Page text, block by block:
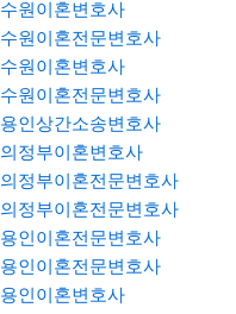
수원이혼변호사
수원이혼전문변호사
수원이혼변호사
수원이혼전문변호사
용인상간소송변호사
의정부이혼변호사
의정부이혼전문변호사
의정부이혼전문변호사
용인이혼전문변호사
용인이혼전문변호사
용인이혼변호사